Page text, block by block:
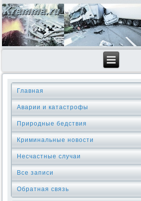
Главная
Аварии и катастрофы
Природные бедствия
Криминальные новοсти
Несчастные случаи
Все записи
Обратная связь